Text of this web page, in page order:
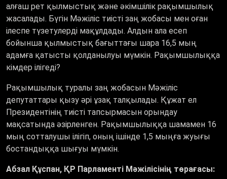
алғаш рет қылмыстық және әкімшілік рақымшылық
жасалады. Бүгін Мәжіліс тиісті заң жобасы мен оған
ілеспе түзетулерді мақұлдады. Алдын ала есеп
бойынша қылмыстық бағыттағы шара 16,5 мың
адамға қатысты қолданылуы мүмкін. Рақымшылыққа
кімдер ілігеді?
Рақымшылық туралы заң жобасын Мәжіліс
депутаттары қызу әрі ұзақ талқылады. Құжат ел
Президентінің тиісті тапсырмасын орындау
мақсатында әзірленген. Рақымшылыққа шамамен 16
мың сотталушы ілігіп, оның ішінде 1,5 мыңға жуығы
бостандыққа шығуы мүмкін.
Абзал Құспан, ҚР Парламенті Мәжілісінің төрағасы: